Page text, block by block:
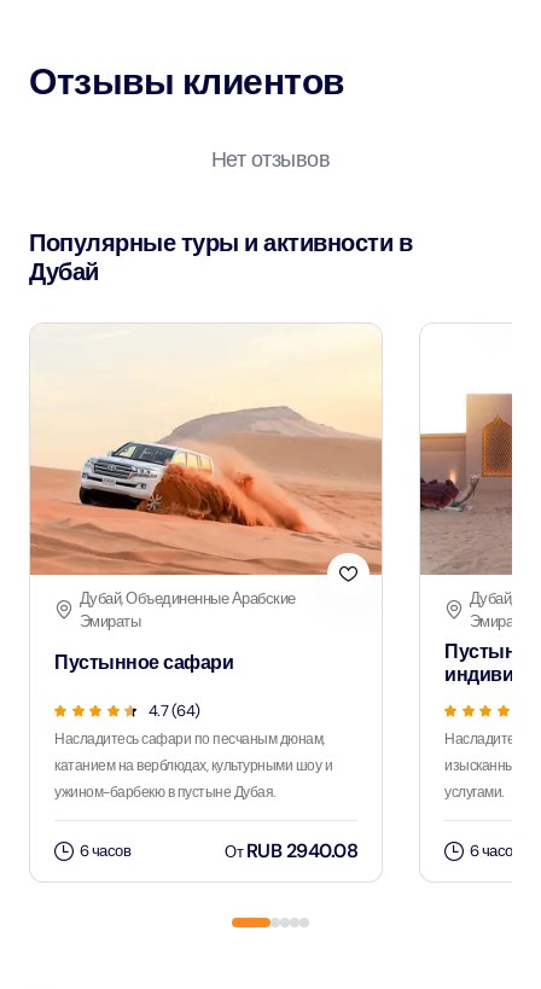
Отзывы клиентов
Нет отзывов
Популярные туры и активности в
Дубай
Дубай, Объединенные Арабские
Эмираты
Пустынное сафари
4.7 (64)
Насладитесь сафари по песчаным дюнам,
катанием на верблюдах, культурными шоу и
ужином-барбекю в пустыне Дубая.
6 часов ОтRUB 2940.08
Дубай,
Эмираты
Насладитесь
изысканным
услугами.
6 часов